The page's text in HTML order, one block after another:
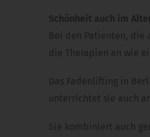
Schönheit auch im
Bei den Patienten, die
die Therapien an wie
Das Fadenlifting in
unterrichtet sie auch
Sie kombiniert auch